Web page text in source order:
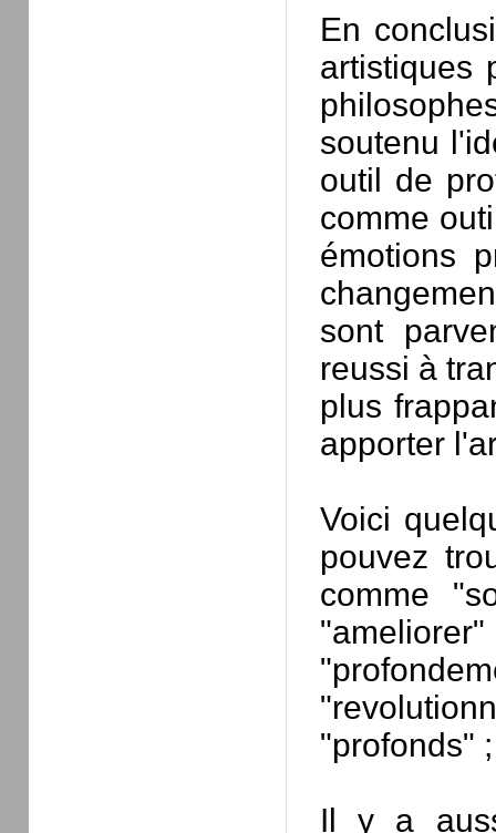
En
artistiques
soutenu
outil de
comme
émotions
sont
reussi à
plus
apporter
Voici
pouvez
comme
"profonds"
Il y a